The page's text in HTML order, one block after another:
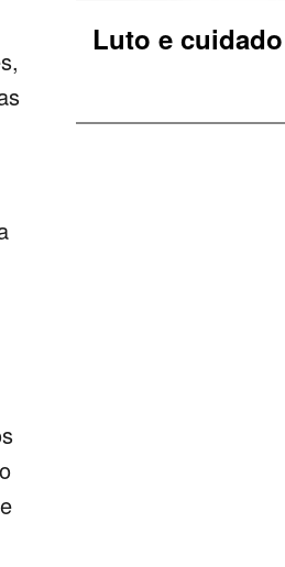
Luto e cuidado